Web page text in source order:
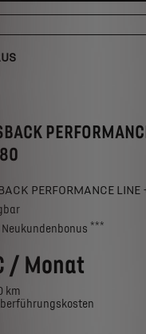
Neukunden­bonus ***
/ Monat
km